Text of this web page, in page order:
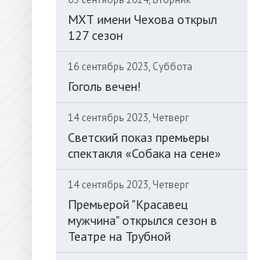
МХТ имени Чехова открыл
127 сезон
16 сентябрь 2023, Суббота
Гоголь вечен!
14 сентябрь 2023, Четверг
Светский показ премьеры
спектакля «Собака на сене»
14 сентябрь 2023, Четверг
Премьерой "Красавец
мужчина" открылся сезон в
Театре на Трубной